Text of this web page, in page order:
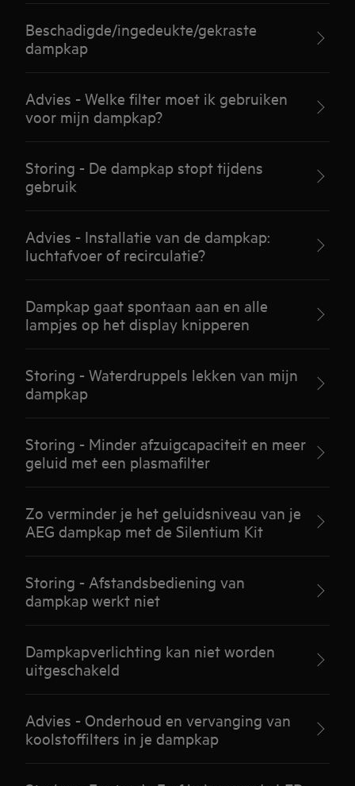
Beschadigde/ingedeukte/gekraste
dampkap
Advies - Welke filter moet ik gebruiken
voor mijn dampkap?
Storing - De dampkap stopt tijdens
gebruik
Advies - Installatie van de dampkap:
luchtafvoer of recirculatie?
Dampkap gaat spontaan aan en alle
lampjes op het display knipperen
Storing - Waterdruppels lekken van mijn
dampkap
Storing - Minder afzuigcapaciteit en meer
geluid met een plasmafilter
Zo verminder je het geluidsniveau van je
AEG dampkap met de Silentium Kit
Storing - Afstandsbediening van
dampkap werkt niet
Dampkapverlichting kan niet worden
uitgeschakeld
Advies - Onderhoud en vervanging van
koolstoffilters in je dampkap